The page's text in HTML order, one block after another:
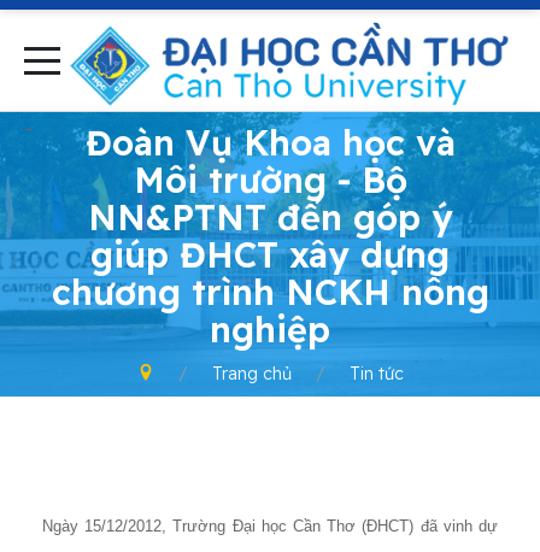
-
Đoàn Vụ Khoa học và
Môi trường - Bộ
NN&PTNT đến góp ý
giúp ĐHCT xây dựng
chương trình NCKH nông
nghiệp
Trang chủ Tin tức
Ngày 15/12/2012, Trường Đại học Cần Thơ (ĐHCT) đã vinh dự